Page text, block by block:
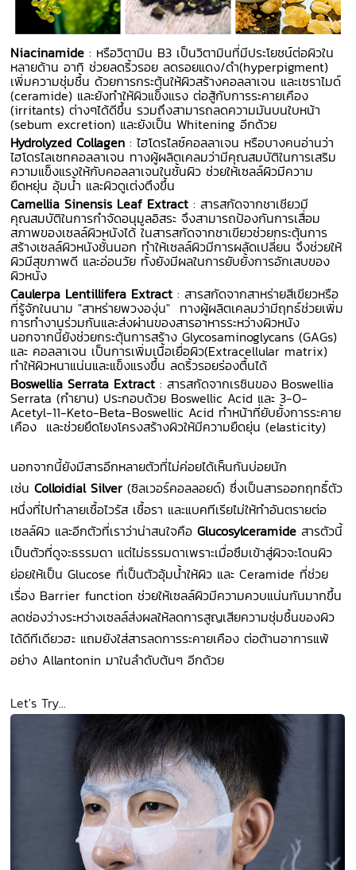
Niacinamide: หรือวิตามิน B3 เป็นวิตามินที่มีประโยชน์ต่อผิวใน
หลายด้าน อาทิ ช่วยลดริ้วรอย ลดรอยแดง/ดำ(hyperpigment)
เพิ่มความชุ่มชื้น ด้วยการกระตุ้นให้ผิวสร้างคอลลาเจน และเซราไมด์
(ceramide) และยังทำให้ผิวแข็งแรง ต่อสู้กับการระคายเคือง
(irritants) ต่างๆได้ดีขึ้น รวมถึงสามารถลดความมันบนใบหน้า
(sebum excretion) และยังเป็น Whitening อีกด้วย
Hydrolyzed Collagen : ไฮโดรไลซ์คอลลาเจน หรือบางคนอ่านว่า
ไฮโดรไลเซทคอลลาเจน ทางผู้ผลิตเคลมว่ามีคุณสมบัติในการเสริม
ความแข็งแรงให้กับคอลลาเจนในชั้นผิว ช่วยให้เซลล์ผิวมีความ
ยืดหยุ่น อุ้มน้ำ และผิวดูเต่งตึงขึ้น
Camellia Sinensis Leaf Extract : สารสกัดจากชาเชียวมี
คุณสมบัติในการกำจัดอนุมูลอิสระ จึงสามารถป้องกันการเสื่อม
สภาพของเซลล์ผิวหนังได้ ในสารสกัดจากชาเขียวช่วยกระตุ้นการ
สร้างเซลล์ผิวหนังชั้นนอก ทำให้เซลล์ผิวมีการผลัดเปลี่ยน จึงช่วยให้
ผิวมีสุขภาพดี และอ่อนวัย ทั้งยังมีผลในการยับยั้งการอักเสบของ
ผิวหนัง
Caulerpa Lentillifera Extract: สารสกัดจากสาหร่ายสีเขียวหรือ
ที่รู้จักในนาม "สาหร่ายพวงองุ่น" ทางผู้ผลิตเคลมว่ามีฤทธ์ช่วยเพิ่ม
การทำงานร่วมกันและส่งผ่านของสารอาหารระหว่างผิวหนัง
นอกจากนี้ยังช่วยกระตุ้นการสร้าง Glycosaminoglycans (GAGs)
และ คอลลาเจน เป็นการเพิ่มเนื้อเยื่อผิว(Extracellular matrix)
ทำให้ผิวหนาแน่นและแข็งแรงขึ้น ลดริ้วรอยร่องตื้นได้
Boswellia Serrata Extract : สารสกัดจากเรซินของ Boswellia
Serrata (กำยาน) ประกอบด้วย Boswellic Acid และ 3-O-
Acetyl-11-Keto-Beta-Boswellic Acid ทำหน้าที่ยับยั้งการระคาย
เคือง และช่วยยึดโยงโครงสร้างผิวให้มีความยืดยุ่น (elasticity)
นอกจากนี้ยังมีสารอีกหลายตัวที่ไม่ค่อยได้เห็นกันบ่อยนัก
เช่นColloidial Silver (ซิลเวอร์คอลลอยด์) ซึ่งเป็นสารออกฤทธิ์ตัว
หนึ่งที่ไปทำลายเชื้อไวรัส เชื้อรา และแบคทีเรียไม่ให้ทำอันตรายต่อ
เซลล์ผิว และอีกตัวที่เราว่าน่าสนใจคือGlucosylceramide สารตัวนี้
เป็นตัวที่ดูจะธรรมดา แต่ไม่ธรรมดาเพราะเมื่อซึมเข้าสู่ผิวจะโดนผิว
ย่อยให้เป็น Glucose ที่เป็นตัวอุ้มน้ำให้ผิว และ Ceramide ที่ช่วย
เรื่อง Barrier function ช่วยให้เซลล์ผิวมีความควบแน่นกันมากขึ้น
ลดช่องว่างระหว่างเซลล์ส่งผลให้ลดการสูญเสียความชุ่มชื้นของผิว
ได้ดีทีเดียวฮะ แถมยังใส่สารลดการระคายเคือง ต่อต้านอาการแพ้
อย่าง Allantonin มาในลำดับต้นๆ อีกด้วย
Let's Try...